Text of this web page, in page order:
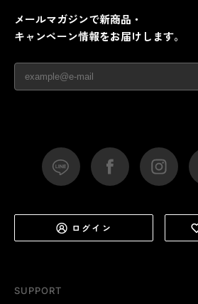
SUPPORT
メールマガジンで新商品・
キャンペーン情報をお届けします。
ログイン